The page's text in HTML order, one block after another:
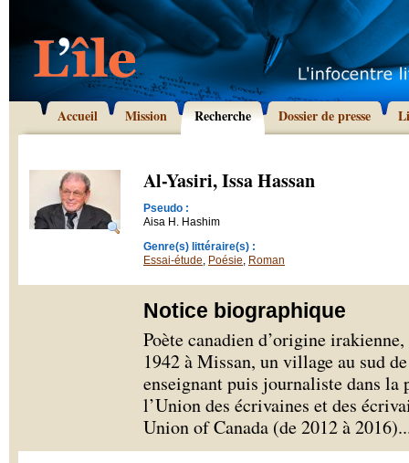
Accueil Mission Recherche Dossier de presse
Al-Yasiri, Issa Hassan
Pseudo :
Aisa H. Hashim
Genre(s) littéraire(s) :
Essai-étude, Poésie, Roman
Notice biographique
Poète canadien d’origine
1942 à Missan, un village au sud
enseignant puis journaliste dans
l’Union des écrivaines et des
Union of Canada (de 2012 à 2016).